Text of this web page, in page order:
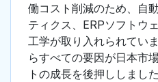
働コスト削減のため、自
ティクス、ERPソフトウ
工学が取り入れられてい
らすべての要因が日本市
トの成長を後押ししました